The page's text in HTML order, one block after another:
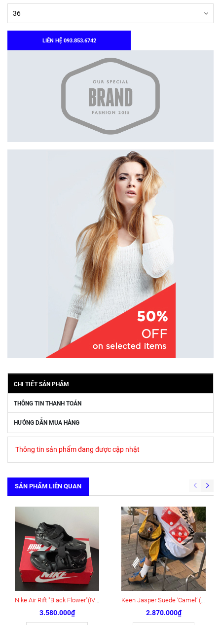
LIÊN HỆ 093.853.6742
CHI TIẾT SẢN PHẨM
THÔNG TIN THANH TOÁN
HƯỚNG DẪN MUA HÀNG
Thông tin sản phẩm đang được cập nhật
SẢN PHẨM LIÊN QUAN
Nike Air Rift "Black Flower"(IV5682-001)
3.580.000₫
Keen Jasper Suede ‘Camel’ (1004337)
2.870.000₫